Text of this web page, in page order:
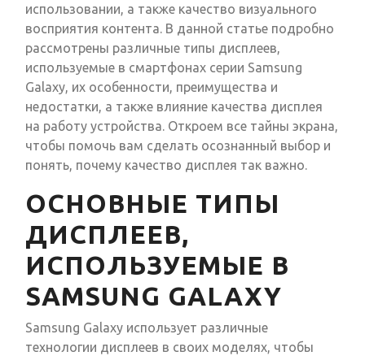
использовании, а также качество визуального
восприятия контента. В данной статье подробно
рассмотрены различные типы дисплеев,
используемые в смартфонах серии Samsung
Galaxy, их особенности, преимущества и
недостатки, а также влияние качества дисплея
на работу устройства. Откроем все тайны экрана,
чтобы помочь вам сделать осознанный выбор и
понять, почему качество дисплея так важно.
ОСНОВНЫЕ ТИПЫ
ДИСПЛЕЕВ,
ИСПОЛЬЗУЕМЫЕ В
SAMSUNG GALAXY
Samsung Galaxy использует различные
технологии дисплеев в своих моделях, чтобы